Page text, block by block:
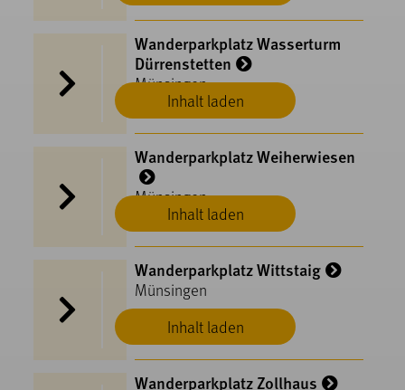
Inhalt laden
Wanderparkplatz Wasserturm
Dürrenstetten
Münsingen
Inhalt laden
Wanderparkplatz Weiherwiesen
Münsingen
Inhalt laden
Wanderparkplatz Wittstaig
Münsingen
Wanderparkplatz Zollhaus